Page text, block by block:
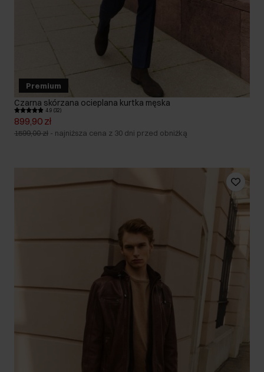
Premium
Czarna skórzana ocieplana kurtka męska
4.9 (32)
899,90 zł
1599,00 zł - najniższa cena z 30 dni przed obniżką